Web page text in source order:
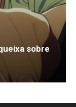
sobre